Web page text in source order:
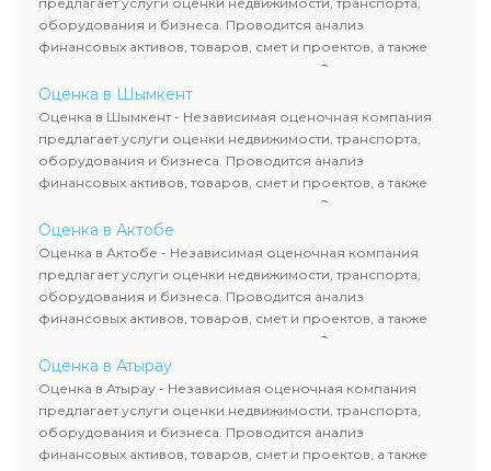
сделок, кредитования и судебных процессов.
оборудования и бизнеса. Проводится анализ
финансовых активов, товаров, смет и проектов, а также
оценка животных и недропользования. Эксперты
определяют рыночную стоимость имущества и
рассчитывают ущерб. Все отчеты соответствуют
требованиям законодательства и используются для
сделок, кредитования и судебных процессов.
Оценка в Шымкент
Оценка в Шымкент - Независимая оценочная компания
предлагает услуги оценки недвижимости, транспорта,
оборудования и бизнеса. Проводится анализ
финансовых активов, товаров, смет и проектов, а также
оценка животных и недропользования. Эксперты
определяют рыночную стоимость имущества и
рассчитывают ущерб. Все отчеты соответствуют
требованиям законодательства и используются для
сделок, кредитования и судебных процессов.
Оценка в Актобе
Оценка в Актобе - Независимая оценочная компания
предлагает услуги оценки недвижимости, транспорта,
оборудования и бизнеса. Проводится анализ
финансовых активов, товаров, смет и проектов, а также
оценка животных и недропользования. Эксперты
определяют рыночную стоимость имущества и
рассчитывают ущерб. Все отчеты соответствуют
требованиям законодательства и используются для
сделок, кредитования и судебных процессов.
Оценка в Атырау
Оценка в Атырау - Независимая оценочная компания
предлагает услуги оценки недвижимости, транспорта,
оборудования и бизнеса. Проводится анализ
финансовых активов, товаров, смет и проектов, а также